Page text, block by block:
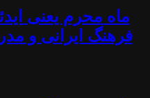
ماه محرم یعنی
فرهنگ ایرانی و